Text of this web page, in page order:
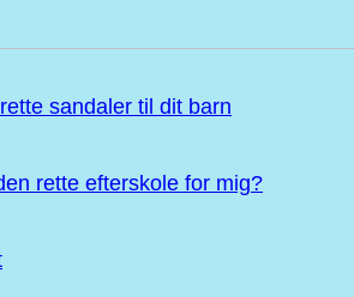
sandaler til dit barn
rette efterskole for mig?